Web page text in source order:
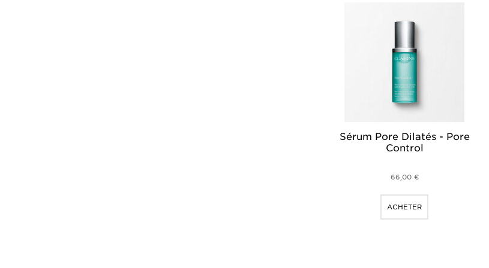
Sérum Pore Dilatés - Pore
Control
66,00 €
ACHETER